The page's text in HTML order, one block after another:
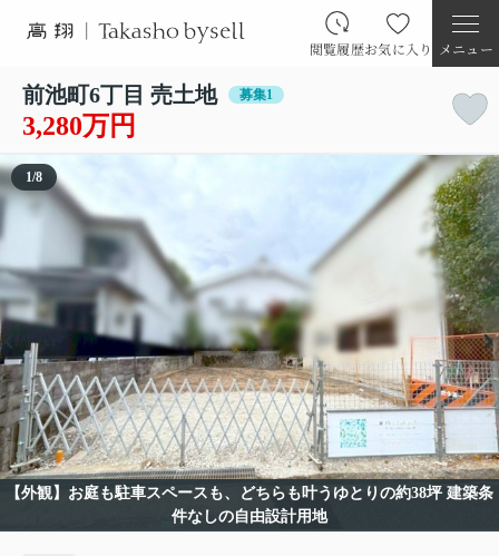
閲覧履歴お気に入り メニュー
前池町6丁目 売土地 募集1
3,280万円
【外観】お庭も駐車スペースも、どちらも叶うゆとりの約38坪 建築条
件なしの自由設計用地
1/8